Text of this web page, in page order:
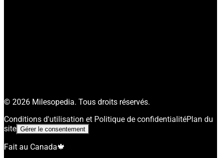
© 2026 Milesopedia. Tous droits réservés.
Conditions d'utilisation et Politique de confidentialitéPlan du
site Gérer le consentement
Fait au Canada🍁